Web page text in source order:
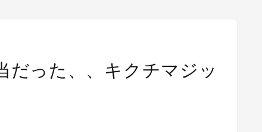
だった、、キクチマジッ